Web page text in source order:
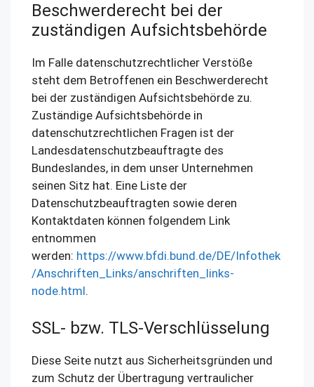
Beschwerderecht bei der
zuständigen Aufsichtsbehörde
Im Falle datenschutzrechtlicher Verstöße
steht dem Betroffenen ein Beschwerderecht
bei der zuständigen Aufsichtsbehörde zu.
Zuständige Aufsichtsbehörde in
datenschutzrechtlichen Fragen ist der
Landesdatenschutzbeauftragte des
Bundeslandes, in dem unser Unternehmen
seinen Sitz hat. Eine Liste der
Datenschutzbeauftragten sowie deren
Kontaktdaten können folgendem Link
entnommen
werden: https://www.bfdi.bund.de/DE/Infothek
/Anschriften_Links/anschriften_links-
node.html.
SSL- bzw. TLS-Verschlüsselung
Diese Seite nutzt aus Sicherheitsgründen und
zum Schutz der Übertragung vertraulicher